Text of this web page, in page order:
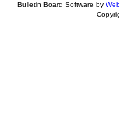
Bulletin Board Software by